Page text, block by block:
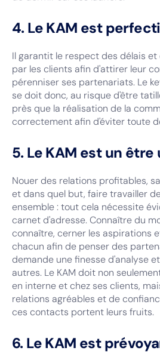
4. Le KAM est
Il garantit le respect des délais
par les clients afin d'attirer leur
pérenniser ses partenariats. Le
se doit donc, au risque d'être
près que la réalisation de la
correctement afin d'éviter toute
5. Le KAM est un
Nouer des relations profitables,
et dans quel but, faire travailler
ensemble : tout cela nécessite
carnet d'adresse. Connaître du
connaître, cerner les aspirations
chacun afin de penser des
demande une finesse d'analyse
autres. Le KAM doit non
en interne et chez ses clients,
relations agréables et de
ces contacts portent leurs fruits.
6. Le KAM est